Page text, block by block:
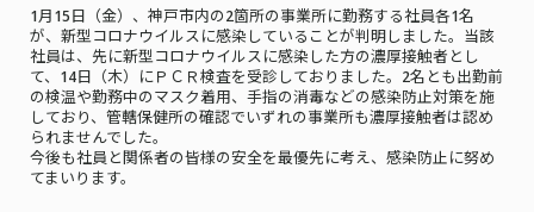
1月15日（金）、神戸市内の2箇所の事業所に勤務する社員各1名
が、新型コロナウイルスに感染していることが判明しました。当該
社員は、先に新型コロナウイルスに感染した方の濃厚接触者とし
て、14日（木）にＰＣＲ検査を受診しておりました。2名とも出勤前
の検温や勤務中のマスク着用、手指の消毒などの感染防止対策を施
しており、管轄保健所の確認でいずれの事業所も濃厚接触者は認め
られませんでした。
今後も社員と関係者の皆様の安全を最優先に考え、感染防止に努め
てまいります。